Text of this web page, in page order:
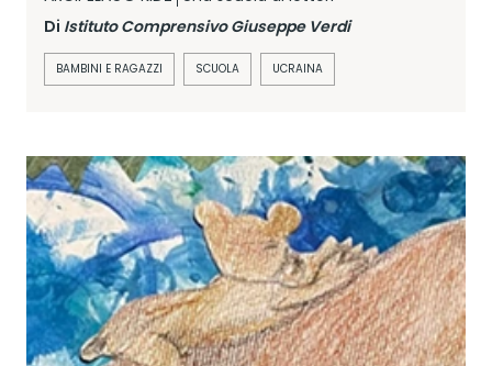
Di Istituto Comprensivo Giuseppe Verdi
BAMBINI E RAGAZZI SCUOLA UCRAINA